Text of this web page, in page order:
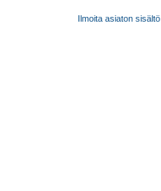
Ilmoita asiaton sisältö